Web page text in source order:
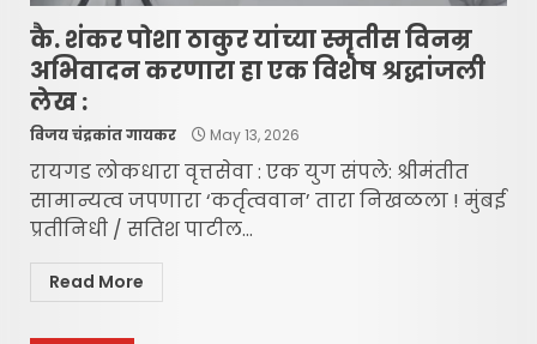
कै. शंकर पोशा ठाकुर यांच्या स्मृतीस विनम्र
अभिवादन करणारा हा एक विशेष श्रद्धांजली
लेख :
विजय चंद्रकांत गायकर May 13, 2026
रायगड लोकधारा वृत्तसेवा : ​एक युग संपले: श्रीमंतीत
सामान्यत्व जपणारा ‘कर्तृत्ववान’ तारा निखळला ! ​मुंबई
प्रतीनिधी / सतिश पाटील...
Read More